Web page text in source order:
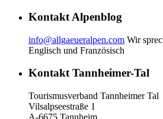
Kontakt Alpenblog
info@allgaeueralpen.com Wir
Englisch und Französisch
Kontakt Tannheimer-Tal
Tourismusverband Tannheimer Tal
Vilsalpseestraße 1
A-6675 Tannheim